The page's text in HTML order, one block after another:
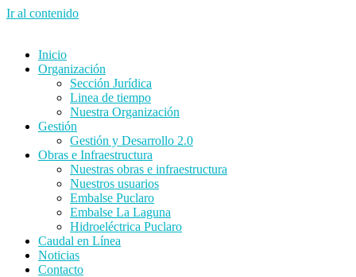
Ir al contenido
Inicio
Organización
Sección Jurídica
Linea de tiempo
Nuestra Organización
Gestión
Gestión y Desarrollo 2.0
Obras e Infraestructura
Nuestras obras e infraestructura
Nuestros usuarios
Embalse Puclaro
Embalse La Laguna
Hidroeléctrica Puclaro
Caudal en Línea
Noticias
Contacto